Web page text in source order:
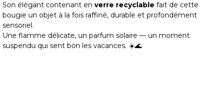
Son élégant contenant en verre recyclable fait de cette
bougie un objet à la fois raffiné, durable et profondément
sensoriel.
Une flamme délicate, un parfum solaire — un moment
suspendu qui sent bon les vacances. ☀️​🌊​